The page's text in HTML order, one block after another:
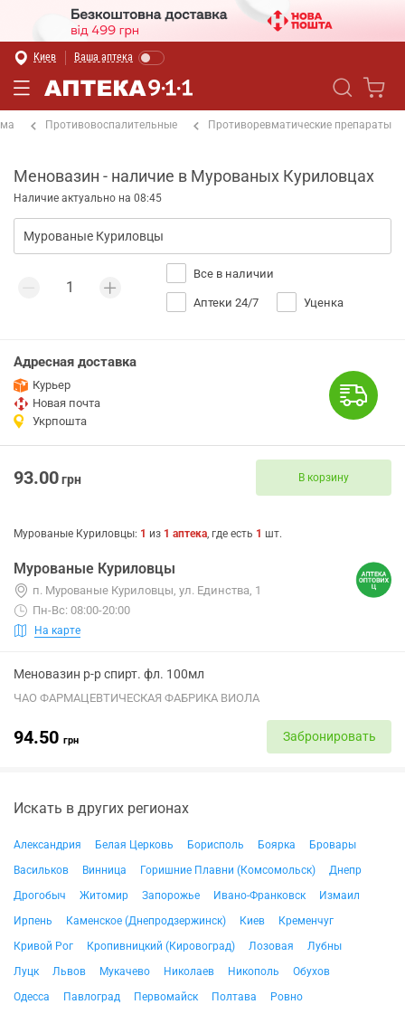
Киев Ваша аптека
Противовоспалительные Противоревматические препараты
Меновазин - наличие в Мурованых Куриловцах
Наличие актуально на 08:45
Все в наличии
Аптеки 24/7 Уценка
Адресная доставка
Курьер
Новая почта
Укрпошта
93.00грн В корзину
Мурованые Куриловцы: 1 из 1 аптека, где есть 1 шт.
Мурованые Куриловцы
п. Мурованые Куриловцы, ул. Единства, 1
Пн-Вс: 08:00-20:00
На карте
Меновазин р-р спирт. фл. 100мл
ЧАО ФАРМАЦЕВТИЧЕСКАЯ ФАБРИКА ВИОЛА
94.50 грн Забронировать
Искать в других регионах
Александрия Белая Церковь Борисполь Боярка
Бровары
Васильков
Винница Горишние Плавни (Комсомольск)
Днепр
Дрогобыч
Житомир Запорожье Ивано-Франковск
Измаил
Ирпень
Каменское (Днепродзержинск) Киев
Кременчуг
Кривой Рог
Кропивницкий (Кировоград) Лозовая
Лубны
Луцк
Львов Мукачево Николаев Никополь
Обухов
Одесса
Павлоград Первомайск Полтава
Ровно